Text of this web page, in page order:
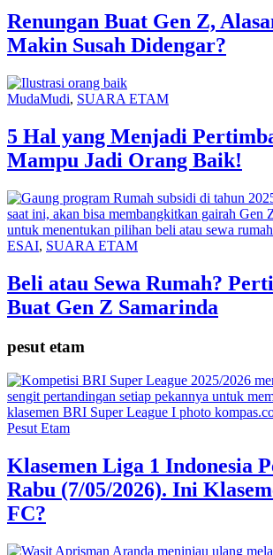
Renungan Buat Gen Z,
Makin Susah Didengar?
MudaMudi, SUARA ETAM
5 Hal yang Menjadi
Mampu Jadi Orang Baik!
ESAI, SUARA ETAM
Beli atau Sewa Rumah?
Buat Gen Z Samarinda
pesut etam
Pesut Etam
Klasemen Liga 1 Indonesia
Rabu (7/05/2026). Ini
FC?